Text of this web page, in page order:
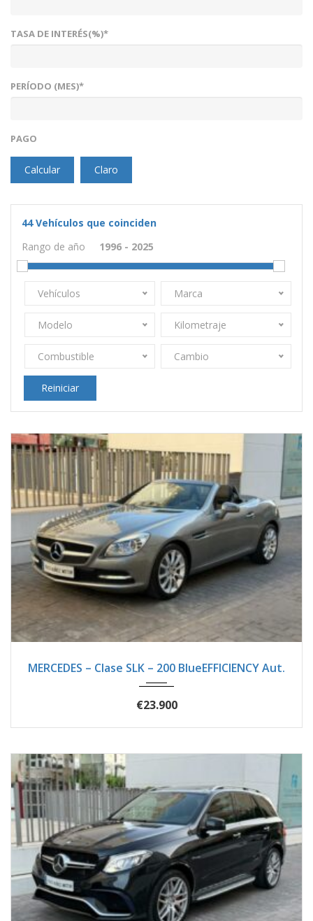
TASA DE INTERÉS(%)*
PERÍODO (MES)*
PAGO
Calcular Claro
44 Vehículos que coinciden
Rango de año
Vehículos Marca
Modelo Kilometraje
Combustible Cambio
Reiniciar
MERCEDES – Clase SLK – 200 BlueEFFICIENCY Aut.
€23.900